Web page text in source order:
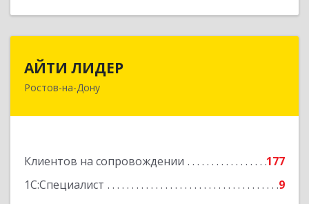
АЙТИ ЛИДЕР
Ростов-на-Дону
Клиентов на сопровождении
177
1С:Специалист
9
344065, Ростовская обл, Ростов-на-Дону г,